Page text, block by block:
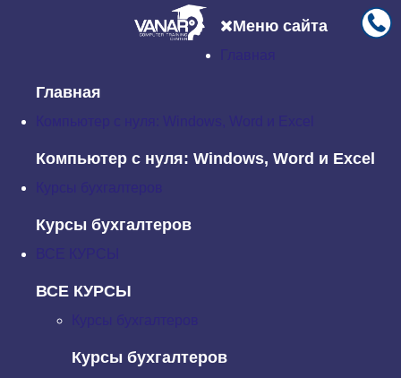
Меню сайта
Главная
Компьютер с нуля: Windows, Word и Excel
Курсы бухгалтеров
ВСЕ КУРСЫ
Курсы бухгалтеров
JavaScript: Испарвляем плохой
код №4
Что может быть хуже непонятных имен и
В этой статье примеров всего три, однако, на мой
взгляд, они довольно сложные. Подумайте над каждым
автор. Есть ли ошибки в логике работы программы?